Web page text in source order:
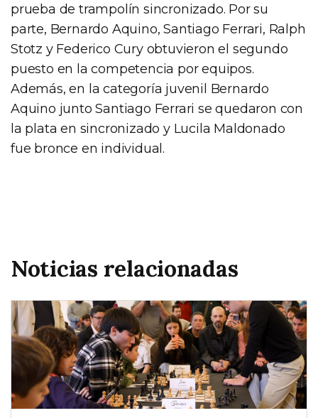
prueba de trampolín sincronizado. Por su
parte, Bernardo Aquino, Santiago Ferrari, Ralph
Stotz y Federico Cury obtuvieron el segundo
puesto en la competencia por equipos.
Además, en la categoría juvenil Bernardo
Aquino junto Santiago Ferrari se quedaron con
la plata en sincronizado y Lucila Maldonado
fue bronce en individual.
Noticias relacionadas